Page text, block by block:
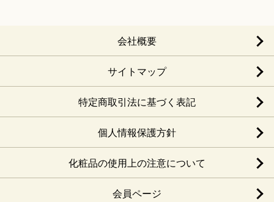
会社概要
サイトマップ
特定商取引法に基づく表記
個人情報保護方針
化粧品の使用上の注意について
会員ページ